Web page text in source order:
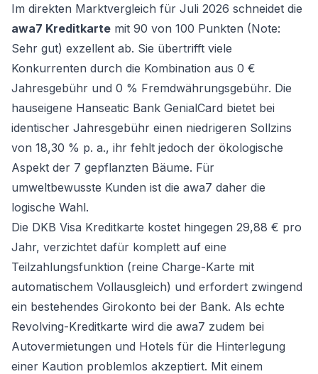
Im direkten Marktvergleich für Juli 2026 schneidet die
awa7 Kreditkarte mit 90 von 100 Punkten (Note:
Sehr gut) exzellent ab. Sie übertrifft viele
Konkurrenten durch die Kombination aus 0 €
Jahresgebühr und 0 % Fremdwährungsgebühr. Die
hauseigene Hanseatic Bank GenialCard bietet bei
identischer Jahresgebühr einen niedrigeren Sollzins
von 18,30 % p. a., ihr fehlt jedoch der ökologische
Aspekt der 7 gepflanzten Bäume. Für
umweltbewusste Kunden ist die awa7 daher die
logische Wahl.
Die DKB Visa Kreditkarte kostet hingegen 29,88 € pro
Jahr, verzichtet dafür komplett auf eine
Teilzahlungsfunktion (reine Charge-Karte mit
automatischem Vollausgleich) und erfordert zwingend
ein bestehendes Girokonto bei der Bank. Als echte
Revolving-Kreditkarte wird die awa7 zudem bei
Autovermietungen und Hotels für die Hinterlegung
einer Kaution problemlos akzeptiert. Mit einem